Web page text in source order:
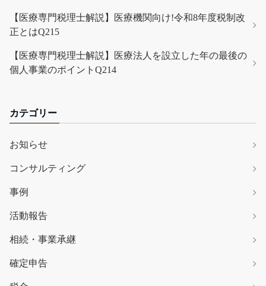
【医療専門税理士解説】医療機関向け!令和8年度税制改
正とはQ215
【医療専門税理士解説】医療法人を設立した年の最後の
個人事業のポイントQ214
カテゴリー
お知らせ
コンサルティング
事例
活動報告
相続・事業承継
確定申告